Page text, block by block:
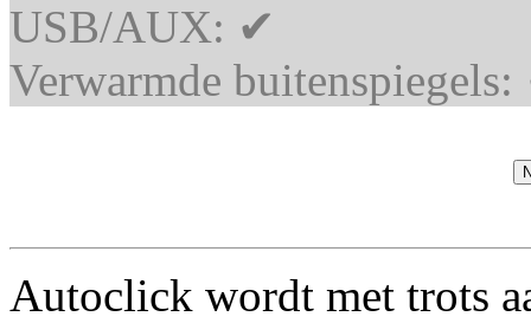
USB/AUX: ✔
Verwarmde buitenspiegels:
Autoclick wordt met trots